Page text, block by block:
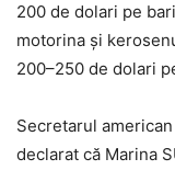
200 de dolari pe
motorina și
200–250 de dolari
Secretarul
declarat că Marina